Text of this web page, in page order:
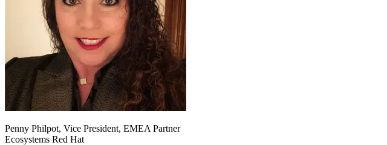
Penny Philpot, Vice President, EMEA Partner
Ecosystems Red Hat